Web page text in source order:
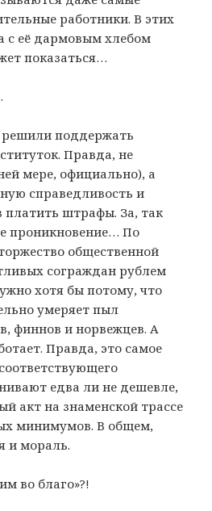
работники. В этих
с её дармовым хлебом
показаться…
поддержать
Правда, не
мере, официально), а
справедливость и
платить штрафы. За, так
проникновение… По
общественной
сограждан рублем
хотя бы потому, что
умеряет пыл
финнов и норвежцев. А
Правда, это самое
едва ли не дешевле,
акт на знаменской трассе
минимумов. В общем,
и мораль.
во благо»?!